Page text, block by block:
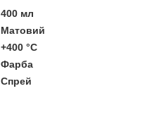
400 мл
Матовий
+400 °C
Фарба
Спрей